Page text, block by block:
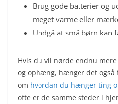
Brug gode batterier og
meget varme eller
Undgå at små børn kan
Hvis du vil nørde endnu
og ophæng, hænger det også
om hvordan du hænger ting
ofte er de samme steder i